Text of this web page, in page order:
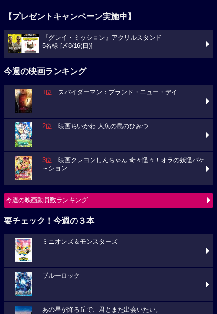
【プレゼントキャンペーン実施中】
『グレイ・ミッション』アクリルスタンド
5名様 [〆8/16(日)]
今週の映画ランキング
1位 スパイダーマン：ブランド・ニュー・デイ
2位 映画ちいかわ 人魚の島のひみつ
3位 映画クレヨンしんちゃん 奇々怪々！オラの妖怪バケ
～ション
今週の映画動員数ランキング
要チェック！今週の３本
ミニオンズ＆モンスターズ
ブルーロック
あの星が降る丘で、君とまた出会いたい。